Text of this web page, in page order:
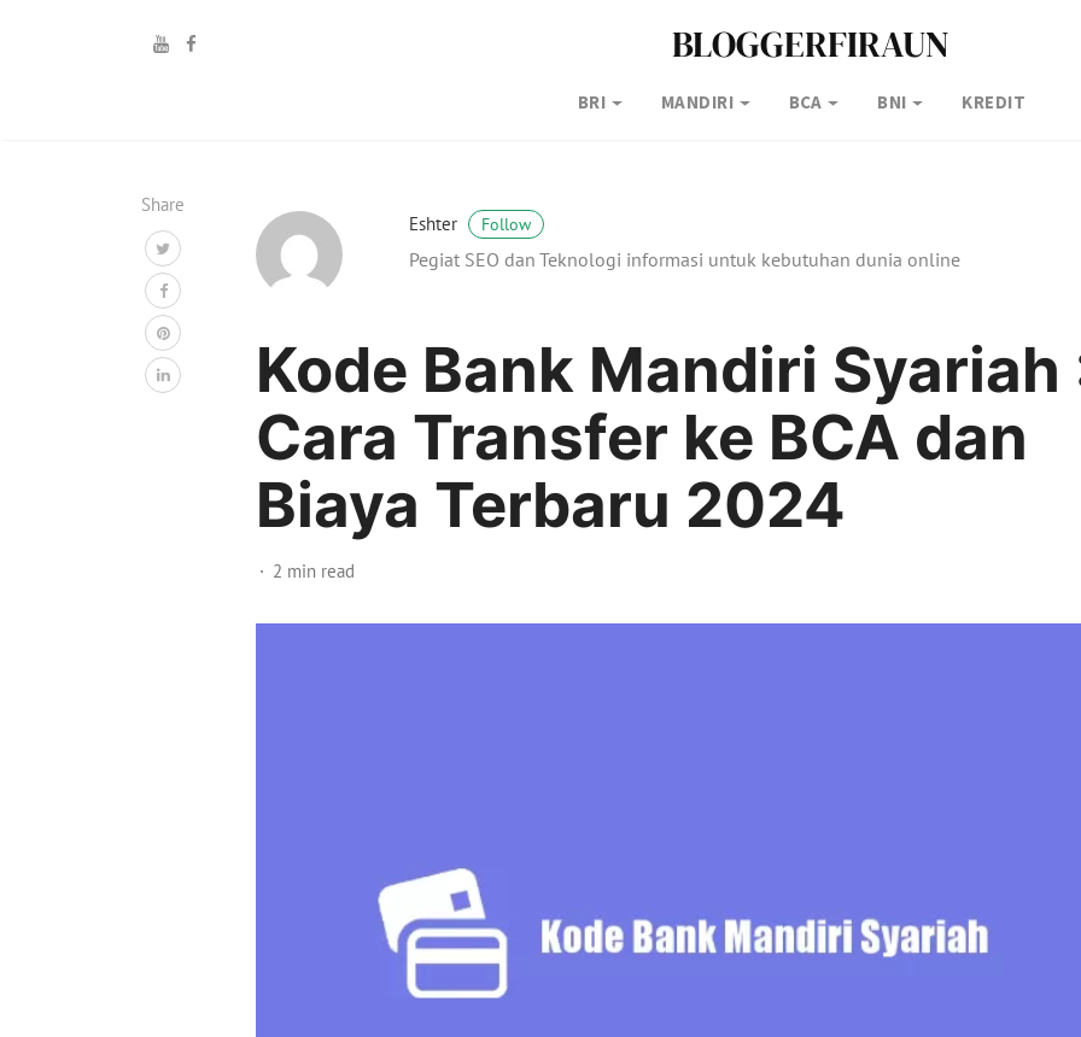
BLOGGERFIRAUN
BRI MANDIRI BCA BNI KREDIT
Share
Eshter
Follow
Pegiat SEO dan Teknologi informasi untuk kebutuhan dunia online
Kode Bank Mandiri Syariah
Cara Transfer ke BCA dan
Biaya Terbaru 2024
2 min read